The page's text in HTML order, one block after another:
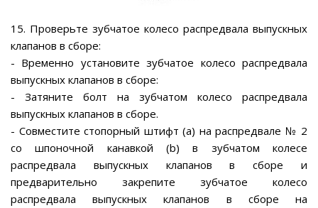
15. Проверьте зубчатое колесо распредвала выпускных
клапанов в сборе:
- Временно установите зубчатое колесо распредвала
выпускных клапанов в сборе:
- Затяните болт на зубчатом колесо распредвала
выпускных клапанов в сборе.
- Совместите стопорный штифт (а) на распредвале № 2
со шпоночной канавкой (b) в зубчатом колесе
распредвала выпускных клапанов в сборе и
предварительно закрепите зубчатое колесо
распредвала выпускных клапанов в сборе на